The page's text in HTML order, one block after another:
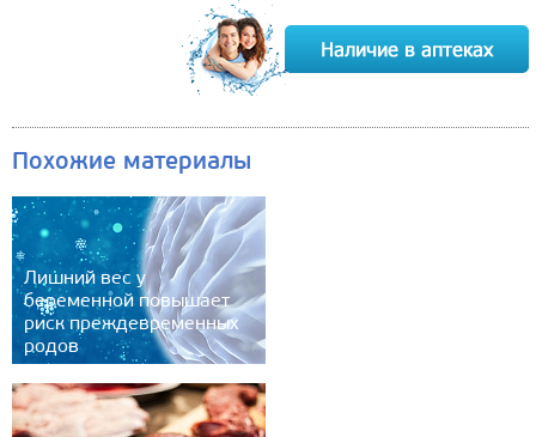
Похожие материалы
Лишний вес у
беременной повышает
риск преждевременных
родов